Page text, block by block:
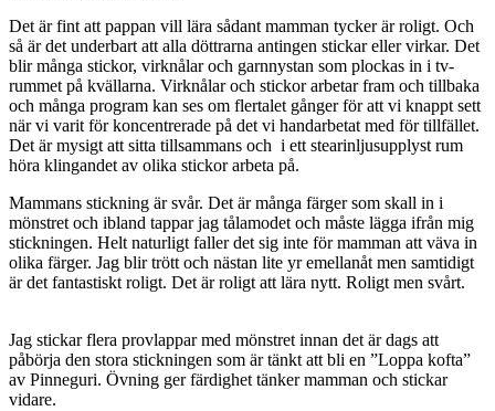
Det är fint att pappan vill lära sådant mamman tycker är roligt. Och
så är det underbart att alla döttrarna antingen stickar eller virkar. Det
blir många stickor, virknålar och garnnystan som plockas in i tv-
rummet på kvällarna. Virknålar och stickor arbetar fram och tillbaka
och många program kan ses om flertalet gånger för att vi knappt sett
när vi varit för koncentrerade på det vi handarbetat med för tillfället.
Det är mysigt att sitta tillsammans och i ett stearinljusupplyst rum
höra klingandet av olika stickor arbeta på.
Mammans stickning är svår. Det är många färger som skall in i
mönstret och ibland tappar jag tålamodet och måste lägga ifrån mig
stickningen. Helt naturligt faller det sig inte för mamman att väva in
olika färger. Jag blir trött och nästan lite yr emellanåt men samtidigt
är det fantastiskt roligt. Det är roligt att lära nytt. Roligt men svårt.
Jag stickar flera provlappar med mönstret innan det är dags att
påbörja den stora stickningen som är tänkt att bli en ”Loppa kofta”
av Pinneguri. Övning ger färdighet tänker mamman och stickar
vidare.